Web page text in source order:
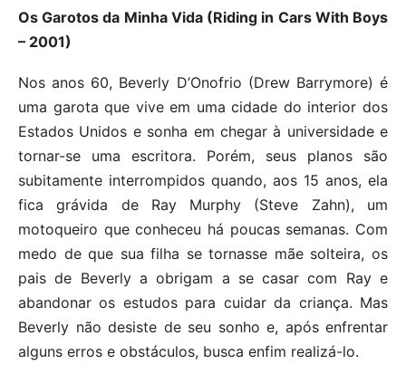
Os Garotos da Minha Vida (Riding in Cars With Boys
– 2001)
Nos anos 60, Beverly D’Onofrio (Drew Barrymore) é
uma garota que vive em uma cidade do interior dos
Estados Unidos e sonha em chegar à universidade e
tornar-se uma escritora. Porém, seus planos são
subitamente interrompidos quando, aos 15 anos, ela
fica grávida de Ray Murphy (Steve Zahn), um
motoqueiro que conheceu há poucas semanas. Com
medo de que sua filha se tornasse mãe solteira, os
pais de Beverly a obrigam a se casar com Ray e
abandonar os estudos para cuidar da criança. Mas
Beverly não desiste de seu sonho e, após enfrentar
alguns erros e obstáculos, busca enfim realizá-lo.